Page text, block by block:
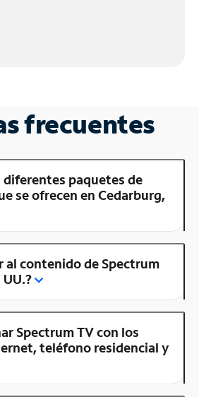
frecuentes
diferentes paquetes de
se ofrecen en Cedarburg,
al contenido de Spectrum
Spectrum TV con los
teléfono residencial y